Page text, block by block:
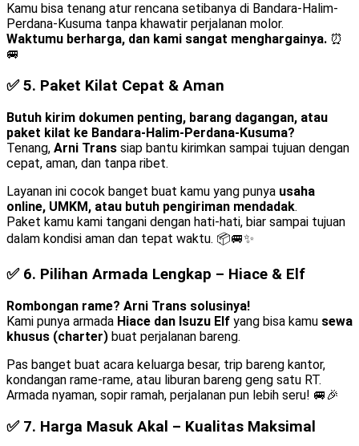
Kamu bisa tenang atur rencana setibanya di Bandara-Halim-
Perdana-Kusuma tanpa khawatir perjalanan molor.
Waktumu berharga, dan kami sangat menghargainya. ⏰
🚐
✅ 5. Paket Kilat Cepat & Aman
Butuh kirim dokumen penting, barang dagangan, atau
paket kilat ke Bandara-Halim-Perdana-Kusuma?
Tenang, Arni Trans siap bantu kirimkan sampai tujuan dengan
cepat, aman, dan tanpa ribet.
Layanan ini cocok banget buat kamu yang punya usaha
online, UMKM, atau butuh pengiriman mendadak.
Paket kamu kami tangani dengan hati-hati, biar sampai tujuan
dalam kondisi aman dan tepat waktu. 📦🚐✨
✅ 6. Pilihan Armada Lengkap – Hiace & Elf
Rombongan rame? Arni Trans solusinya!
Kami punya armada Hiace dan Isuzu Elf yang bisa kamu sewa
khusus (charter) buat perjalanan bareng.
Pas banget buat acara keluarga besar, trip bareng kantor,
kondangan rame-rame, atau liburan bareng geng satu RT.
Armada nyaman, sopir ramah, perjalanan pun lebih seru! 🚐🎉
✅ 7. Harga Masuk Akal – Kualitas Maksimal